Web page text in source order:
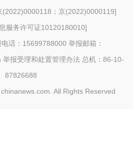
(2022)0000118；京(2022)0000119]
服务许可证10120180010]
话：15699788000 举报邮箱：
举报受理和处置管理办法 总机：86-10-
87826688
chinanews.com. All Rights Reserved